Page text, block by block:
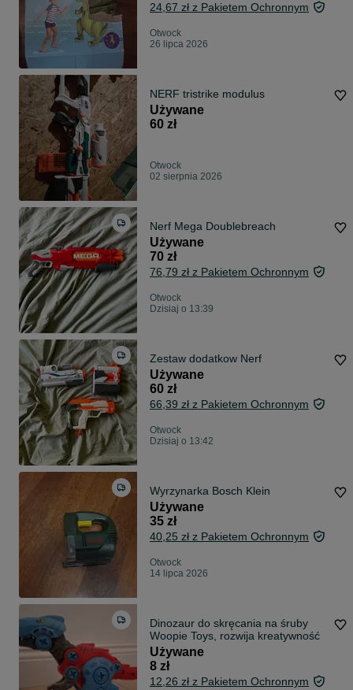
24,67 zł z Pakietem Ochronnym
Otwock
26 lipca 2026
NERF tristrike modulus
Używane
60 zł
Otwock
02 sierpnia 2026
Nerf Mega Doublebreach
Używane
70 zł
76,79 zł z Pakietem Ochronnym
Otwock
Dzisiaj o 13:39
Zestaw dodatkow Nerf
Używane
60 zł
66,39 zł z Pakietem Ochronnym
Otwock
Dzisiaj o 13:42
Wyrzynarka Bosch Klein
Używane
35 zł
40,25 zł z Pakietem Ochronnym
Otwock
14 lipca 2026
Dinozaur do skręcania na śruby
Woopie Toys, rozwija kreatywność
Używane
8 zł
12,26 zł z Pakietem Ochronnym